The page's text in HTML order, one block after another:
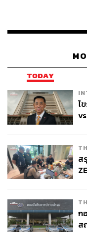
TODAY
ไ
ส
จ่
ก
ส